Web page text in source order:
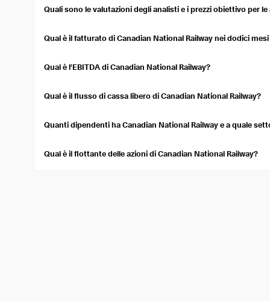
company's profitability on a per-share basis.
Quali sono le valutazioni degli analisti e i prezzi obiettivo per
insights into the stock's expected performance.
Qual è il fatturato di Canadian National Railway nei dodici
Qual è l'EBITDA di Canadian National Railway?
mesi precedenti è pari a 6,13 Mld USD. L'EBITDA misura la
Qual è il flusso di cassa libero di Canadian National Railway?
contabilizzato i flussi di cassa in uscita per sostenere le
Quanti dipendenti ha Canadian National Railway e a quale
Qual è il flottante delle azioni di Canadian National Railway?